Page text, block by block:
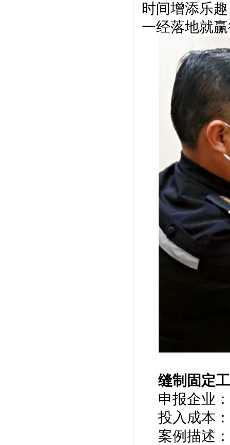
时间增添乐
一经落地就
缝制固定
申报企业
投入成本：
案例描述：